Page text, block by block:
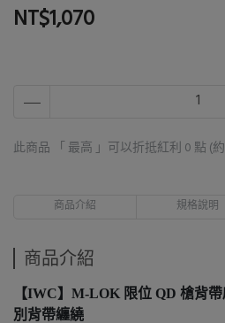
NT$1,070
此商品 「 最高 」可以折抵紅利0點 (
商品介紹 規格說明
商品介紹
【IWC】M-LOK 限位 QD 槍背
別背帶纏繞